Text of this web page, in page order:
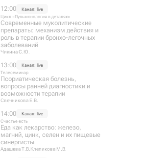
12:00
Канал: live
Цикл «Пульмонология в деталях»
Современные муколитические
препараты: механизм действия и
роль в терапии бронхо-легочных
заболеваний
Чикина С.Ю.
13:00
Канал: live
Телесеминар
Псориатическая болезнь,
вопросы ранней диагностики и
возможности терапии
Свечникова Е.В.
14:00
Канал: live
Счастье есть
Еда как лекарство: железо,
магний, цинк, селен и их пищевые
синергисты
Адашева Т.В. Клепикова М.В.